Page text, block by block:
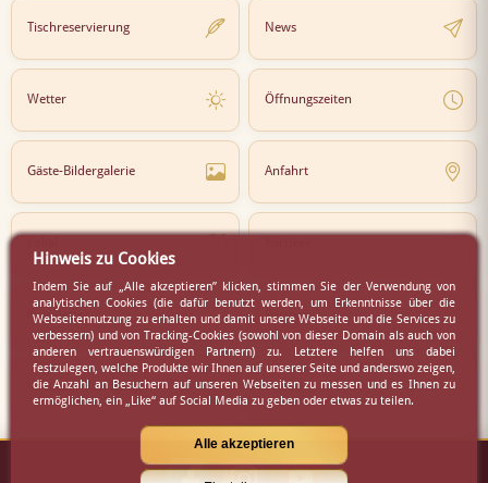
Tischreservierung News
Wetter Öffnungszeiten
Gäste-Bildergalerie Anfahrt
Newsletter Partner
Virtueller Rundgang Presse
Hinweis zu Cookies
Indem Sie auf „Alle akzeptieren” klicken, stimmen Sie der Verwendung von
analytischen Cookies (die dafür benutzt werden, um Erkenntnisse über die
Webseitennutzung zu erhalten und damit unsere Webseite und die Services zu
verbessern) und von Tracking-Cookies (sowohl von dieser Domain als auch von
anderen vertrauenswürdigen Partnern) zu. Letztere helfen uns dabei
festzulegen, welche Produkte wir Ihnen auf unserer Seite und anderswo zeigen,
die Anzahl an Besuchern auf unseren Webseiten zu messen und es Ihnen zu
ermöglichen, ein „Like“ auf Social Media zu geben oder etwas zu teilen.
Alle akzeptieren